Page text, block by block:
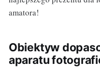
amatora!
Obiektyw
aparatu